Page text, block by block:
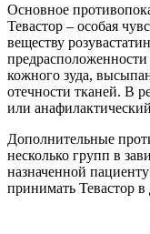
Основное
Тевастор – особая
веществу
кожного зуда,
отечности тканей. В
или
Дополнительные
несколько групп в
назначенной
принимать Тевастор